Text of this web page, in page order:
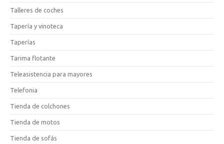
Talleres de coches
Tapería y vinoteca
Taperías
Tarima flotante
Teleasistencia para mayores
Telefonia
Tienda de colchones
Tienda de motos
Tienda de sofás